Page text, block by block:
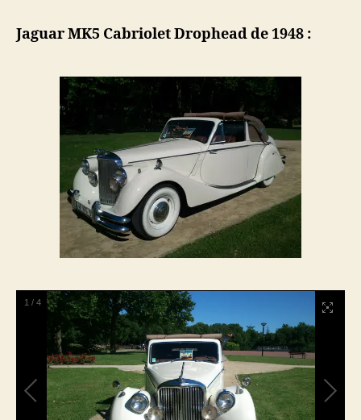
Jaguar MK5 Cabriolet Drophead de 1948 :
1 / 4